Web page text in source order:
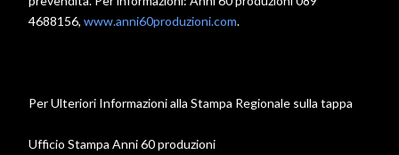
4688156, www.anni60produzioni.com.
Per Ulteriori Informazioni alla Stampa Regionale sulla tappa
Ufficio Stampa Anni 60 produzioni